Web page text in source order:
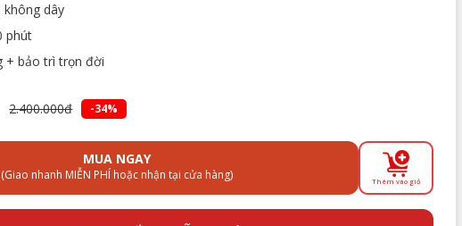
dây
phút
+ bảo trì trọn đời
2.400.000đ -34%
MUA NGAY
(Giao nhanh MIỄN PHÍ hoặc nhận tại cửa hàng) Thêm vào giỏ